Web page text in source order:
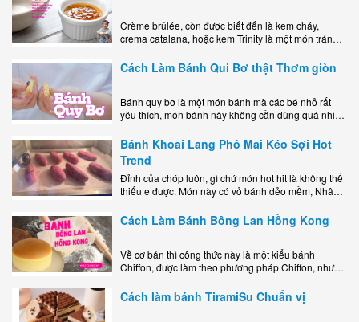
Crème brûlée, còn được biết đến là kem cháy,
crema catalana, hoặc kem Trinity là một món tráng
lớp..
Cách Làm Bánh Qui Bơ thật Thơm giòn
Bánh quy bơ là một món bánh mà các bé nhỏ rất
yêu thích, món bánh này không cần dùng quá nhiều
Bánh Khoai Lang Phô Mai Kéo Sợi Hot
Trend
Đỉnh của chóp luôn, gì chứ món hot hit là không thể
thiếu e được. Món này có vỏ bánh dẻo mềm, Nhân
Cách Làm Bánh Bông Lan Hồng Kong
Về cơ bản thì công thức này là một kiểu bánh
Chiffon, được làm theo phương pháp Chiffon, nhưng
ngon, làm..
Cách làm bánh TiramiSu Chuẩn vị